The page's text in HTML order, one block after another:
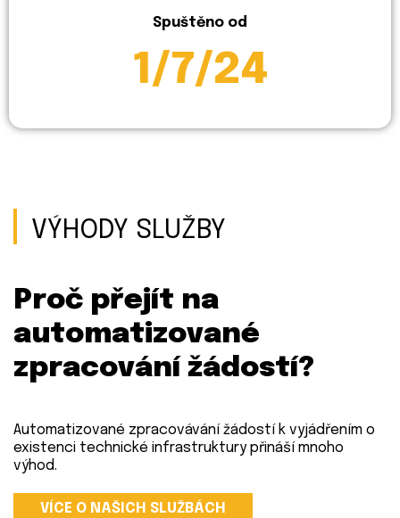
Spuštěno od
1/7/24
VÝHODY SLUŽBY
Proč přejít na
automatizované
zpracování žádostí?
Automatizované zpracovávání žádostí k vyjádřením o
existenci technické infrastruktury přináší mnoho
výhod.
VÍCE O NAŠICH SLUŽBÁCH